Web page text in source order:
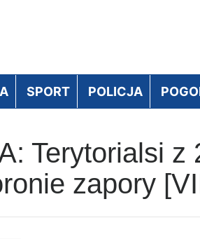
SPORT POLICJA
Terytorialsi z
zapory